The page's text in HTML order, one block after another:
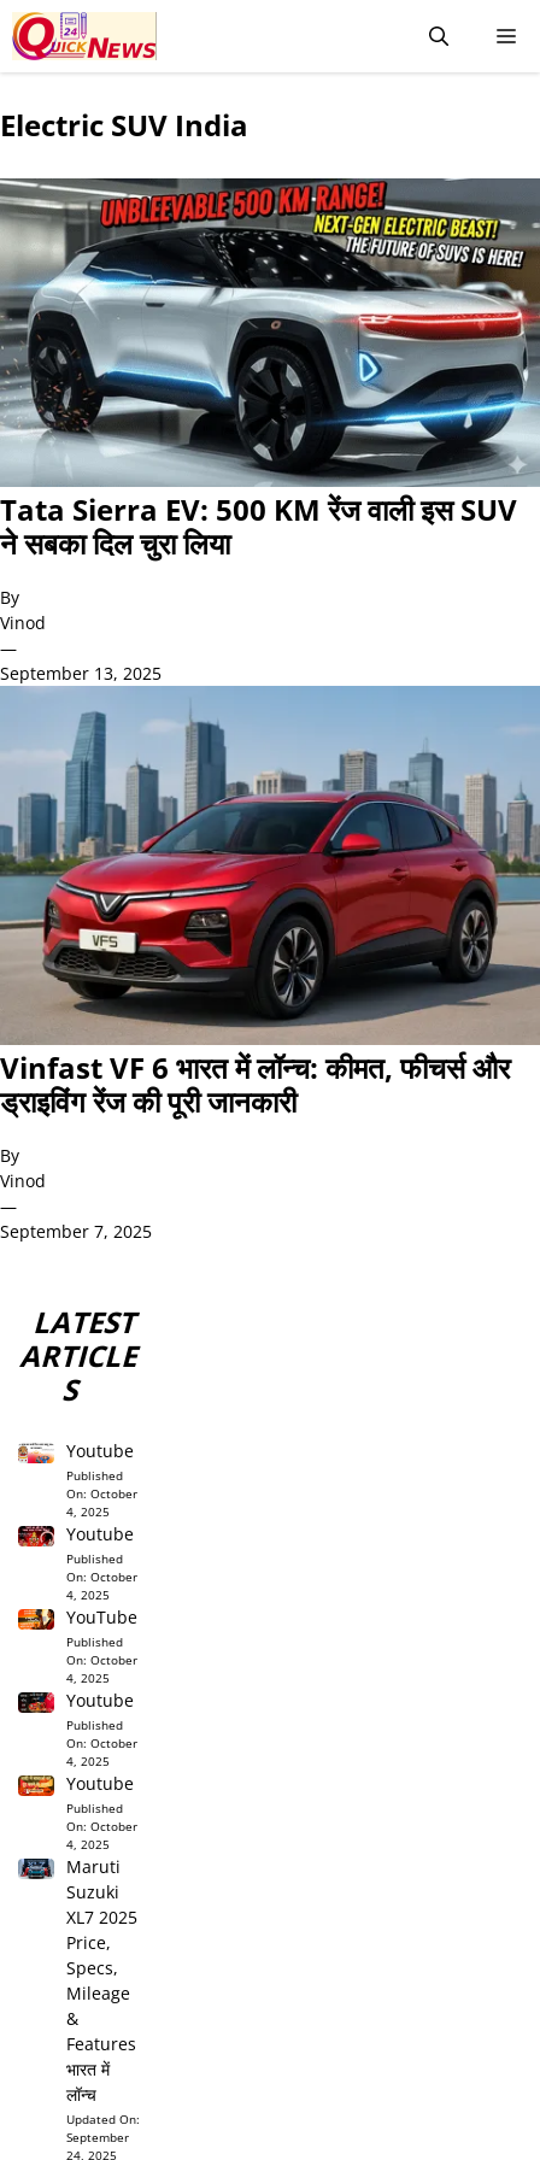
Electric SUV India
Tata Sierra EV: 500 KM रेंज वाली इस SUV
ने सबका दिल चुरा लिया
By
Vinod
—
September 13, 2025
Vinfast VF 6 भारत में लॉन्च: कीमत, फीचर्स और
ड्राइविंग रेंज की पूरी जानकारी
By
Vinod
—
September 7, 2025
LATEST
ARTICLE
S
Youtube
Published
On:October
4, 2025
Youtube
Published
On:October
4, 2025
YouTube
Published
On:October
4, 2025
Youtube
Published
On:October
4, 2025
Youtube
Published
On:October
4, 2025
Maruti
Suzuki
XL7 2025
Price,
Specs,
Mileage
&
Features
भारत में
लॉन्च
Updated On:
September
24, 2025